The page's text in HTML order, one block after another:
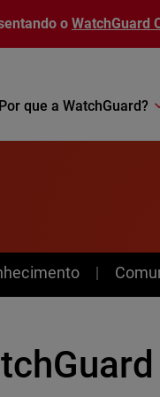
o WatchGuard
Por que a WatchGuard?